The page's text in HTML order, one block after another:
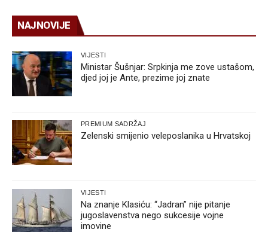
NAJNOVIJE
VIJESTI
Ministar Šušnjar: Srpkinja me zove ustašom,
djed joj je Ante, prezime joj znate
PREMIUM SADRŽAJ
Zelenski smijenio veleposlanika u Hrvatskoj
VIJESTI
Na znanje Klasiću: “Jadran” nije pitanje
jugoslavenstva nego sukcesije vojne
imovine